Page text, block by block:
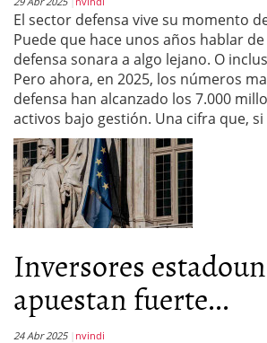
El sector defensa vive su momento
Puede que hace unos años hablar
defensa sonara a algo lejano. O
Pero ahora, en 2025, los números
defensa han alcanzado los 7.000
activos bajo gestión. Una cifra que,
Inversores
apuestan fuerte...
24 Abr 2025 nvindi